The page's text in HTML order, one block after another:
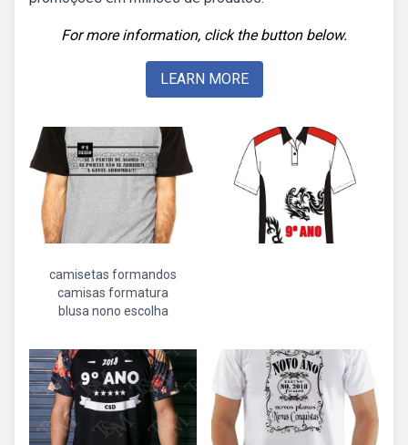
For more information, click the button below.
LEARN MORE
camisetas formandos
camisas formatura
blusa nono escolha